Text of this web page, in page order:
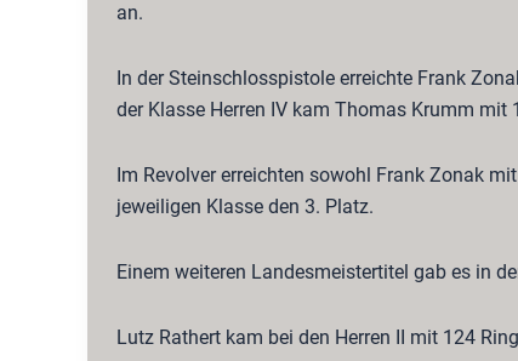
an.
In der Steinschlosspistole erreichte Frank
der Klasse Herren IV kam Thomas Krumm mit
Im Revolver erreichten sowohl Frank Zonak
jeweiligen Klasse den 3. Platz.
Einem weiteren Landesmeistertitel gab es in
Lutz Rathert kam bei den Herren II mit 124